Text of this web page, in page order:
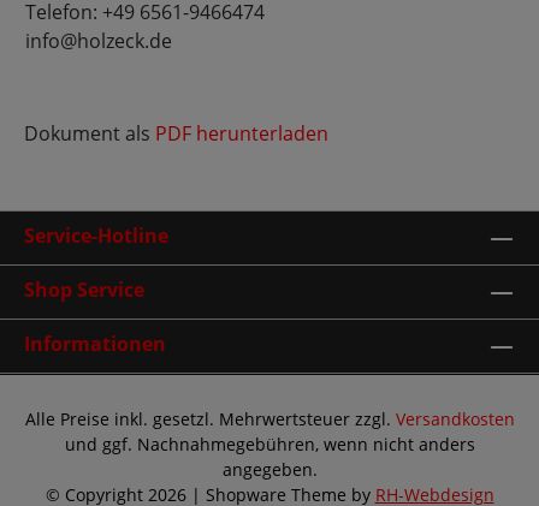
Telefon: +49 6561-9466474
info@holzeck.de
Dokument als PDF herunterladen
Service-Hotline
Shop Service
Informationen
Alle Preise inkl. gesetzl. Mehrwertsteuer zzgl. Versandkosten
und ggf. Nachnahmegebühren, wenn nicht anders
angegeben.
© Copyright 2026 | Shopware Theme by RH-Webdesign